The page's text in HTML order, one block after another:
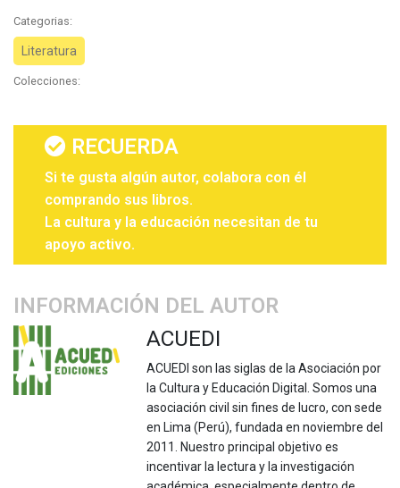
Categorias:
Literatura
Colecciones:
RECUERDA
Si te gusta algún autor, colabora con él
comprando sus libros.
La cultura y la educación necesitan de tu
apoyo activo.
INFORMACIÓN DEL AUTOR
ACUEDI
ACUEDI son las siglas de la Asociación por
la Cultura y Educación Digital. Somos una
asociación civil sin fines de lucro, con sede
en Lima (Perú), fundada en noviembre del
2011. Nuestro principal objetivo es
incentivar la lectura y la investigación